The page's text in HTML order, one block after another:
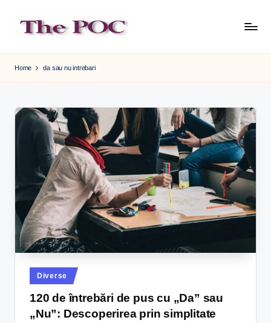
content
Home da sau nu intrebari
Diverse
120 de întrebări de pus cu „Da” sau
„Nu”: Descoperirea prin simplitate